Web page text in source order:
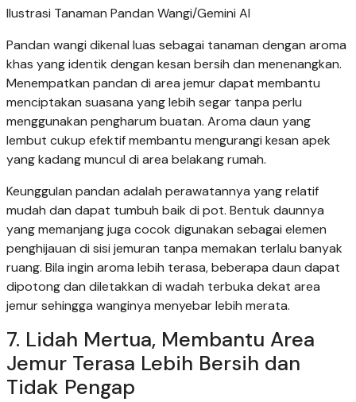
Ilustrasi Tanaman Pandan Wangi/Gemini AI
Pandan wangi dikenal luas sebagai tanaman dengan aroma
khas yang identik dengan kesan bersih dan menenangkan.
Menempatkan pandan di area jemur dapat membantu
menciptakan suasana yang lebih segar tanpa perlu
menggunakan pengharum buatan. Aroma daun yang
lembut cukup efektif membantu mengurangi kesan apek
yang kadang muncul di area belakang rumah.
Keunggulan pandan adalah perawatannya yang relatif
mudah dan dapat tumbuh baik di pot. Bentuk daunnya
yang memanjang juga cocok digunakan sebagai elemen
penghijauan di sisi jemuran tanpa memakan terlalu banyak
ruang. Bila ingin aroma lebih terasa, beberapa daun dapat
dipotong dan diletakkan di wadah terbuka dekat area
jemur sehingga wanginya menyebar lebih merata.
7. Lidah Mertua, Membantu Area
Jemur Terasa Lebih Bersih dan
Tidak Pengap